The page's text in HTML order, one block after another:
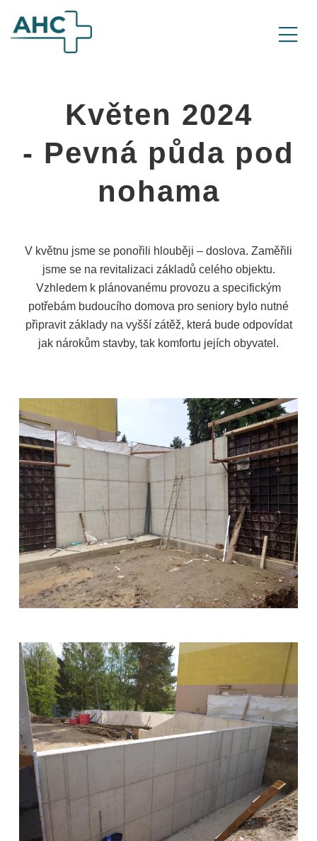
Květen 2024
- Pevná půda pod
nohama
V květnu jsme se ponořili hlouběji – doslova. Zaměřili
jsme se na revitalizaci základů celého objektu.
Vzhledem k plánovanému provozu a specifickým
potřebám budoucího domova pro seniory bylo nutné
připravit základy na vyšší zátěž, která bude odpovídat
jak nárokům stavby, tak komfortu jejích obyvatel.